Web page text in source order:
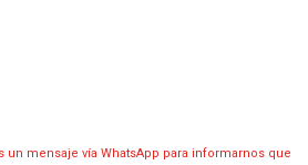
un mensaje vía WhatsApp para informarnos que